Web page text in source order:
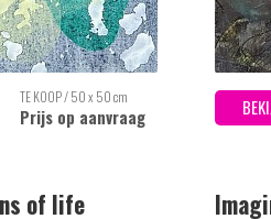
TE KOOP / 50 x 50 cm
Prijs op aanvraag
of life